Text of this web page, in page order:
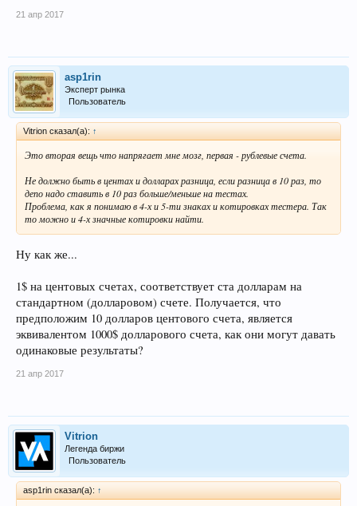
21 апр 2017
asp1rin
Эксперт рынка
Пользователь
Vitrion сказал(а): ↑
Это вторая вещь что напрягает мне мозг, первая - рублевые счета.
Не должно быть в центах и долларах разница, если разница в 10 раз, то
депо надо ставить в 10 раз больше/меньше на тестах.
Проблема, как я понимаю в 4-х и 5-ти знаках и котировках тестера. Так
то можно и 4-х значные котировки найти.
Ну как же...
1$ на центовых счетах, соответствует ста долларам на
стандартном (долларовом) счете. Получается, что
предположим 10 долларов центового счета, является
эквивалентом 1000$ долларового счета, как они могут давать
одинаковые результаты?
21 апр 2017
Vitrion
Легенда биржи
Пользователь
asp1rin сказал(а): ↑